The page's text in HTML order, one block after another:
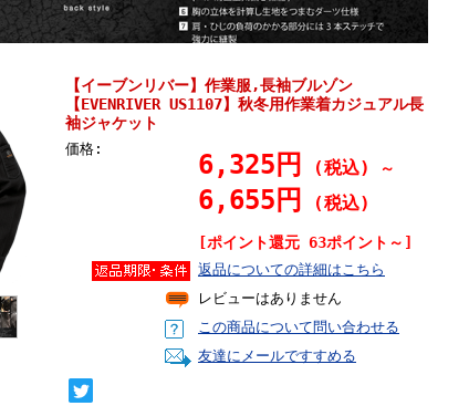
【イーブンリバー】作業服,長袖ブルゾン
【EVENRIVER US1107】秋冬用作業着カジュアル長
袖ジャケット
価格:
6,325円 (税込) ～
6,655円 (税込)
[ポイント還元 63ポイント～]
返品についての詳細はこちら
レビューはありません
この商品について問い合わせる
友達にメールですすめる